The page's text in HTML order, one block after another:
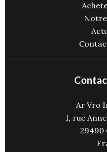
Ar Vro
1, rue
29490